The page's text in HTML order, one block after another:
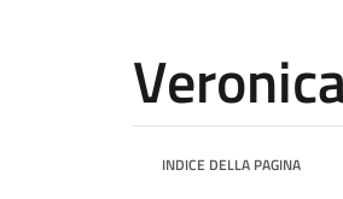
INDICE DELLA PAGINA